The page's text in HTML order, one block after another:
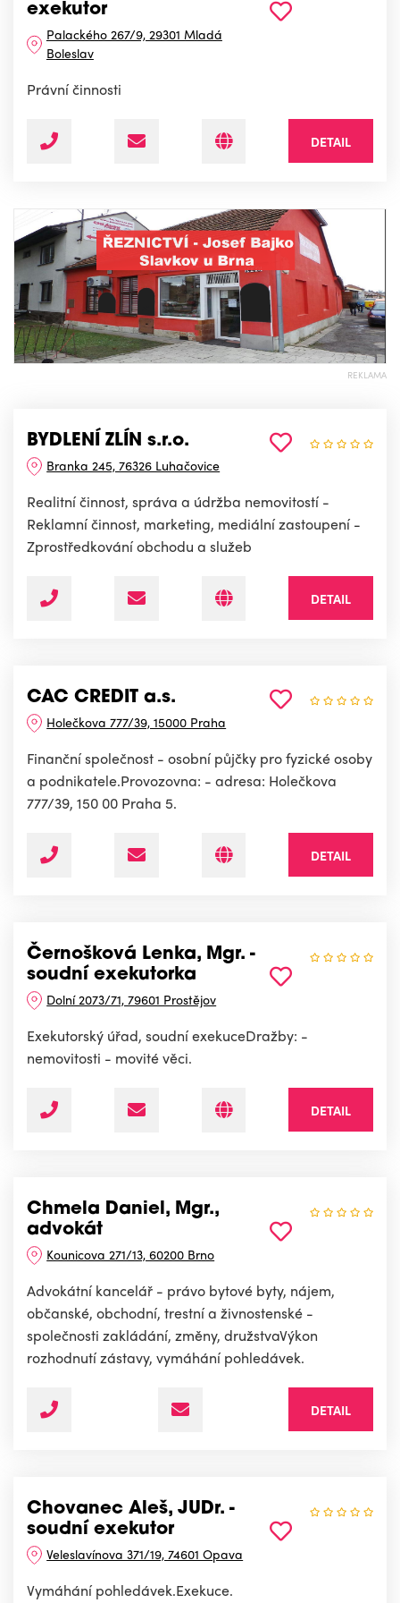
exekutor
Palackého 267/9, 29301 Mladá
Boleslav
Právní činnosti
DETAIL
REKLAMA
BYDLENÍ ZLÍN s.r.o.
Branka 245, 76326 Luhačovice
Realitní činnost, správa a údržba nemovitostí -
Reklamní činnost, marketing, mediální zastoupení -
Zprostředkování obchodu a služeb
DETAIL
CAC CREDIT a.s.
Holečkova 777/39, 15000 Praha
Finanční společnost - osobní půjčky pro fyzické osoby
a podnikatele.Provozovna: - adresa: Holečkova
777/39, 150 00 Praha 5.
DETAIL
Černošková Lenka, Mgr. -
soudní exekutorka
Dolní 2073/71, 79601 Prostějov
Exekutorský úřad, soudní exekuceDražby: -
nemovitosti - movité věci.
DETAIL
Chmela Daniel, Mgr.,
advokát
Kounicova 271/13, 60200 Brno
Advokátní kancelář - právo bytové byty, nájem,
občanské, obchodní, trestní a živnostenské -
společnosti zakládání, změny, družstvaVýkon
rozhodnutí zástavy, vymáhání pohledávek.
DETAIL
Chovanec Aleš, JUDr. -
soudní exekutor
Veleslavínova 371/19, 74601 Opava
Vymáhání pohledávek.Exekuce.